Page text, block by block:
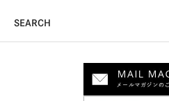
SEARCH